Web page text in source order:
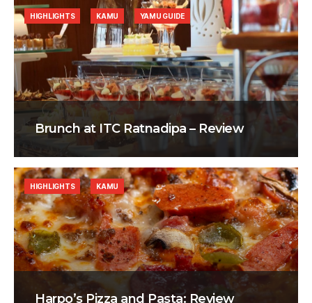
Brunch at ITC Ratnadipa – Review
HIGHLIGHTS KAMU YAMU GUIDE
Harpo’s Pizza and Pasta: Review
HIGHLIGHTS KAMU